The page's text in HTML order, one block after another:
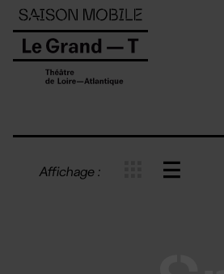
Affichage :
Panneau de gestion des cookies